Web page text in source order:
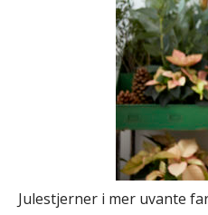
Julestjerner i mer uvante